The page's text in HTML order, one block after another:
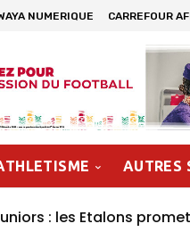
NUMERIQUE CARREFOUR
AUTRES
: les Etalons